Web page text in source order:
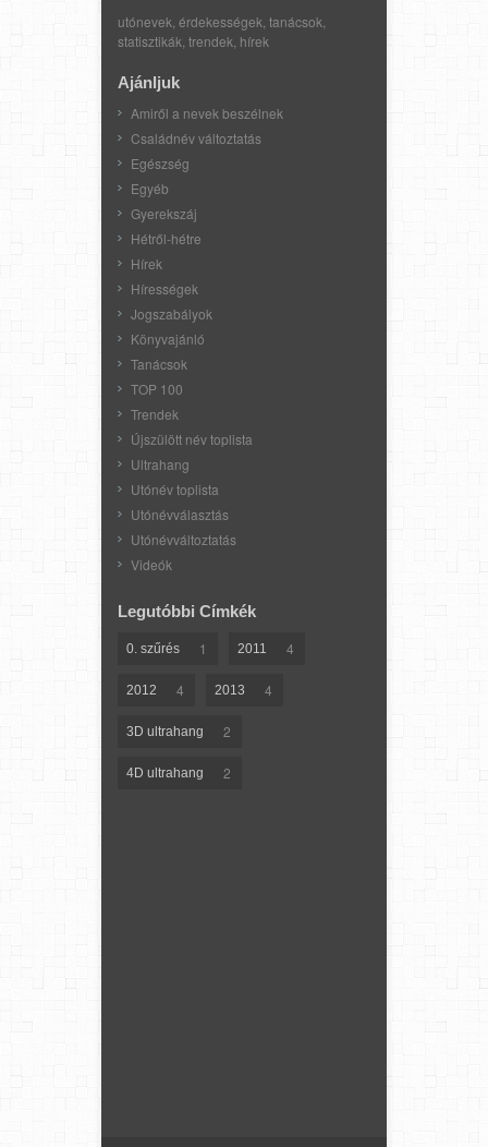
utónevek, érdekességek, tanácsok,
statisztikák, trendek, hírek
Ajánljuk
Amiről a nevek beszélnek
Családnév változtatás
Egészség
Egyéb
Gyerekszáj
Hétről-hétre
Hírek
Hírességek
Jogszabályok
Könyvajánló
Tanácsok
TOP 100
Trendek
Újszülött név toplista
Ultrahang
Utónév toplista
Utónévválasztás
Utónévváltoztatás
Videók
Legutóbbi Címkék
0. szűrés 1 2011 4
2012 4 2013 4
3D ultrahang 2
4D ultrahang 2